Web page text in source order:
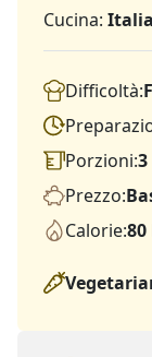
Cucina:
Difficoltà:
Porzioni:
Prezzo:
Calorie:80